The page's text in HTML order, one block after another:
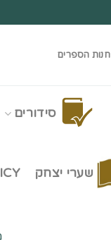
חנות הספרים
סידורים
שערי יצחק